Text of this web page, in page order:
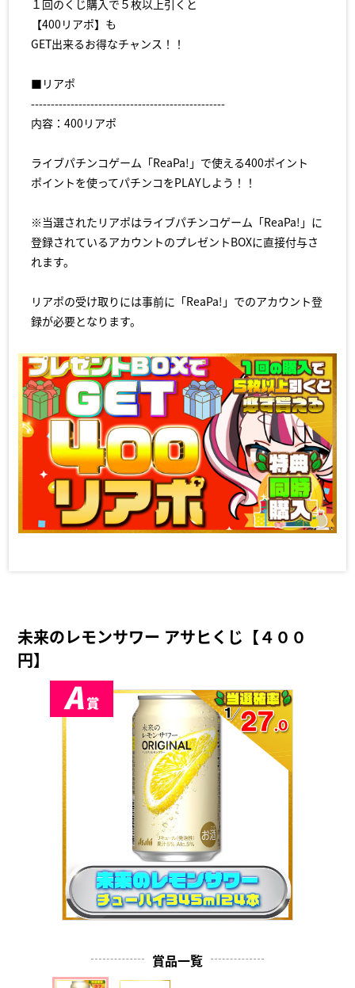
１回のくじ購入で５枚以上引くと
【400リアポ】も
GET出来るお得なチャンス！！
■リアポ
-------------------------------------------------
内容：400リアポ
ライブパチンコゲーム「ReaPa!」で使える400ポイント
ポイントを使ってパチンコをPLAYしよう！！
※当選されたリアポはライブパチンコゲーム「ReaPa!」に
登録されているアカウントのプレゼントBOXに直接付与さ
れます。
リアポの受け取りには事前に「ReaPa!」でのアカウント登
録が必要となります。
未来のレモンサワー アサヒくじ【４００
円】
賞品一覧